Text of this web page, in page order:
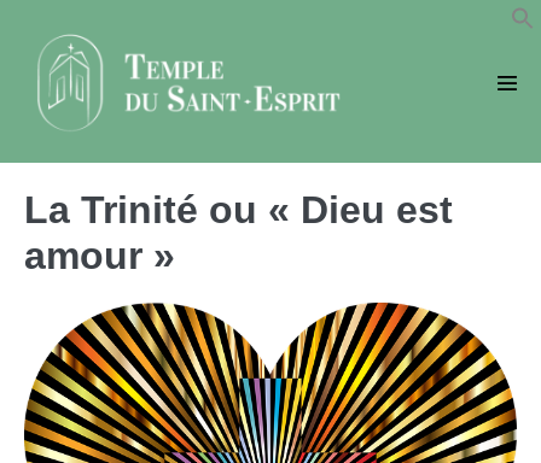
contenu
La Trinité ou « Dieu est
amour »